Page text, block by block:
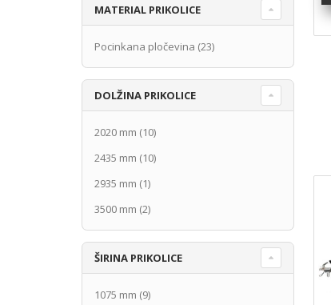
MATERIAL PRIKOLICE
Pocinkana pločevina (23)
DOLŽINA PRIKOLICE
2020 mm (10)
2435 mm (10)
2935 mm (1)
3500 mm (2)
ŠIRINA PRIKOLICE
1075 mm (9)